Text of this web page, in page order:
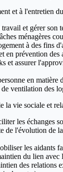
et à l'entretien
et gérer son
ménagères
à des fins
en prévention des
et assurer
en matière
de ventilation des
la vie sociale et
les échanges
de l'évolution de
les aidants
du lien avec
des relations